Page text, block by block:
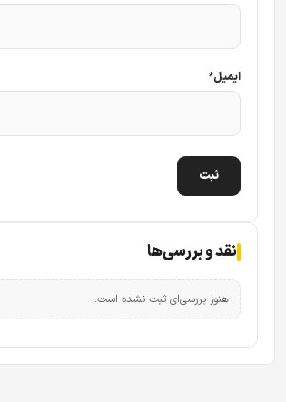
نقد و بررسی‌ها
هنوز بررسی‌ای ثبت نشده است.
ایمیل*